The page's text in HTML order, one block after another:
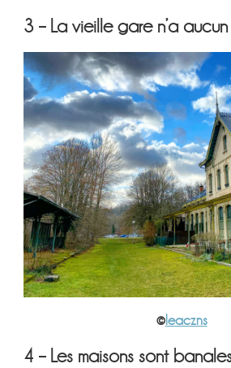
3 – La vieille gare n’a
©leaczns
4 – Les maisons sont